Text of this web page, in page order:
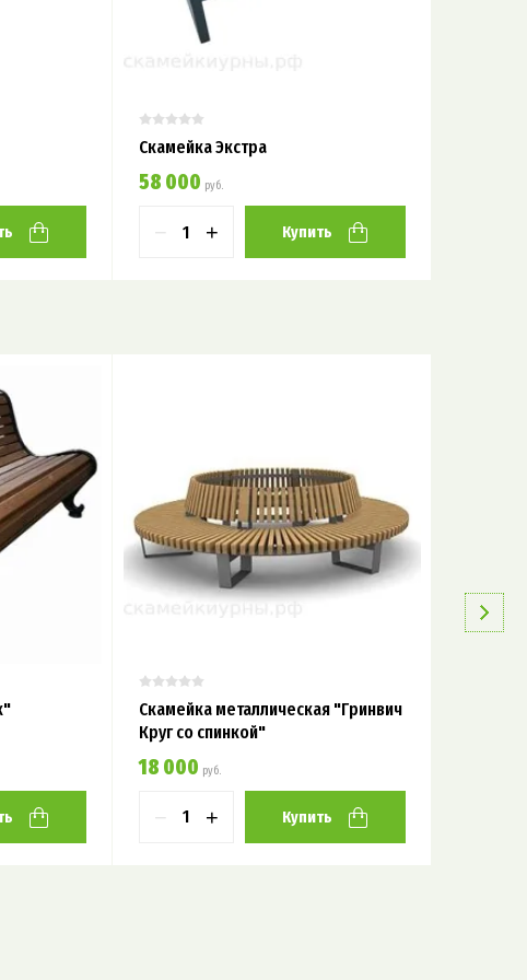
Скамейка Экстра
58 000 руб.
− + Купить
Скамейка металлическая "Гринвич
Круг со спинкой"
18 000 руб.
− + Купить